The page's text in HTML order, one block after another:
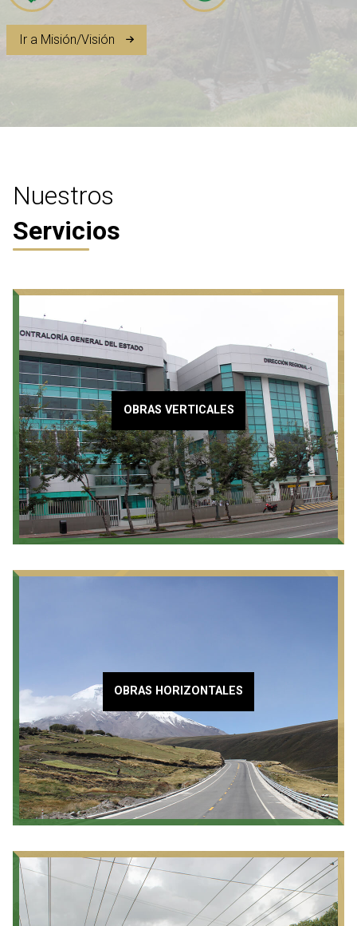
Ir a Misión/Visión
Nuestros
Servicios
OBRAS VERTICALES
OBRAS HORIZONTALES